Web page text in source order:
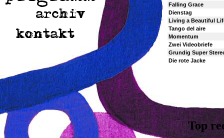
Falling Grace
Dienstag
Living a Beautiful
Tango del aire
Momentum
Zwei Videobriefe
Grundig Super
Die rote Jacke
Top